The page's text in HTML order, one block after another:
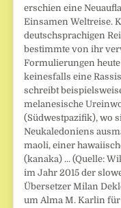
erschien eine
Einsamen Weltreise.
deutschsprachigen
bestimmte von ihr
Formulierungen
keinesfalls eine
schreibt
melanesische
(Südwestpazifik), wo
Neukaledoniens
maoli, einer
(kanaka) ... (Quelle:
im Jahr 2015 der
Übersetzer Milan
um Alma M. Karlin